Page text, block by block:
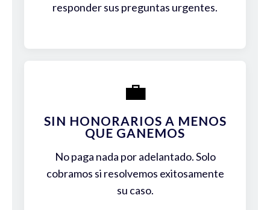
responder sus preguntas urgentes.
💼
SIN HONORARIOS A MENOS
QUE GANEMOS
No paga nada por adelantado. Solo
cobramos si resolvemos exitosamente
su caso.